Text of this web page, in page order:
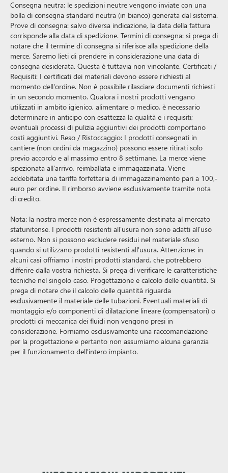
Consegna neutra: le spedizioni neutre vengono inviate con una
bolla di consegna standard neutra (in bianco) generata dal sistema.
Prove di consegna: salvo diversa indicazione, la data della fattura
corrisponde alla data di spedizione. Termini di consegna: si prega di
notare che il termine di consegna si riferisce alla spedizione della
merce. Saremo lieti di prendere in considerazione una data di
consegna desiderata. Questa è tuttavia non vincolante. Certificati /
Requisiti: I certificati dei materiali devono essere richiesti al
momento dell'ordine. Non è possibile rilasciare documenti richiesti
in un secondo momento. Qualora i nostri prodotti vengano
utilizzati in ambito igienico, alimentare o medico, è necessario
determinare in anticipo con esattezza la qualità e i requisiti;
eventuali processi di pulizia aggiuntivi dei prodotti comportano
costi aggiuntivi. Reso / Ristoccaggio: I prodotti consegnati in
cantiere (non ordini da magazzino) possono essere ritirati solo
previo accordo e al massimo entro 8 settimane. La merce viene
ispezionata all'arrivo, reimballata e immagazzinata. Viene
addebitata una tariffa forfettaria di immagazzinamento pari a 100,-
euro per ordine. Il rimborso avviene esclusivamente tramite nota
di credito.
Nota: la nostra merce non è espressamente destinata al mercato
statunitense. I prodotti resistenti all'usura non sono adatti all'uso
esterno. Non si possono escludere residui nel materiale sfuso
quando si utilizzano prodotti resistenti all'usura. Attenzione: in
alcuni casi offriamo i nostri prodotti standard, che potrebbero
differire dalla vostra richiesta. Si prega di verificare le caratteristiche
tecniche nel singolo caso. Progettazione e calcolo delle quantità. Si
prega di notare che il calcolo delle quantità riguarda
esclusivamente il materiale delle tubazioni. Eventuali materiali di
montaggio e/o componenti di dilatazione lineare (compensatori) o
prodotti di meccanica dei fluidi non vengono presi in
considerazione. Forniamo esclusivamente una raccomandazione
per la progettazione e pertanto non assumiamo alcuna garanzia
per il funzionamento dell'intero impianto.